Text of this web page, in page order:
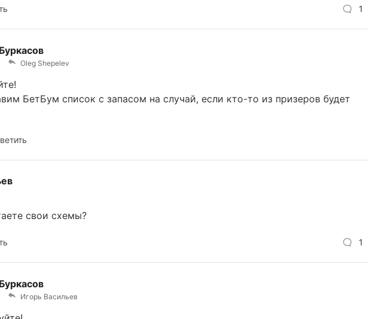
1
Oleg Shepelev
БетБум список с запасом на случай, если кто-то из призеров будет
свои схемы?
1
Игорь Васильев